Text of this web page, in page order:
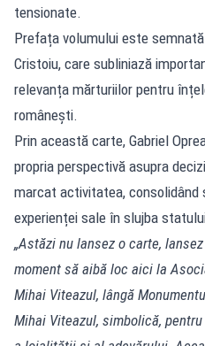
tensionate.
Prefața volumului este
Cristoiu, care subliniază
relevanța mărturiilor pentru
românești.
Prin această carte, Gabriel
propria perspectivă asupra
marcat activitatea, consolidând
experienței sale în slujba
„Astăzi nu lansez o carte,
moment să aibă loc aici la
Mihai Viteazul, lângă
Mihai Viteazul, simbolică,